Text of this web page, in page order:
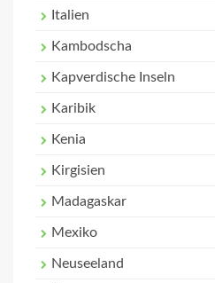
Italien
Kambodscha
Kapverdische Inseln
Karibik
Kenia
Kirgisien
Madagaskar
Mexiko
Neuseeland